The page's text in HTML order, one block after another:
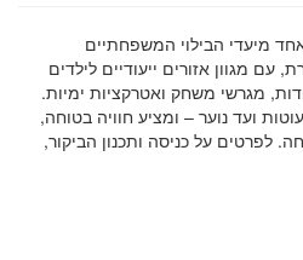
מיעדי הבילוי המשפחתיים
עם מגוון אזורים ייעודיים לילדים
מגרשי משחק ואטרקציות ימיות.
ועד נוער – ומציע חוויה בטוחה,
לפרטים על כניסה ותכנון הביקור,